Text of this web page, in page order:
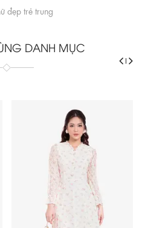
đẹp trẻ trung
DANH MỤC